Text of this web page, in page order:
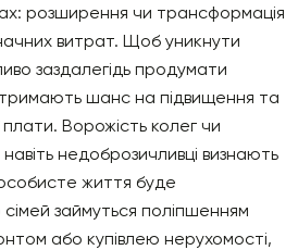
розширення чи трансформація
витрат. Щоб уникнути
заздалегідь продумати
шанс на підвищення та
Ворожість колег чи
навіть недоброзичливці визнають
життя буде
займуться поліпшенням
або купівлею нерухомості,